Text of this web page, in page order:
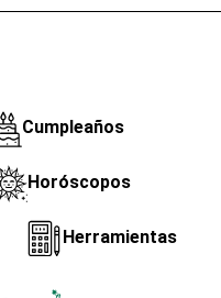
Cumpleaños
Horóscopos
Herramientas